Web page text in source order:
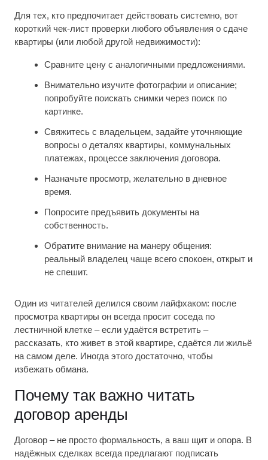
Для тех, кто предпочитает действовать системно, вот
короткий чек-лист проверки любого объявления о сдаче
квартиры (или любой другой недвижимости):
Сравните цену с аналогичными предложениями.
Внимательно изучите фотографии и описание;
попробуйте поискать снимки через поиск по
картинке.
Свяжитесь с владельцем, задайте уточняющие
вопросы о деталях квартиры, коммунальных
платежах, процессе заключения договора.
Назначьте просмотр, желательно в дневное
время.
Попросите предъявить документы на
собственность.
Обратите внимание на манеру общения:
реальный владелец чаще всего спокоен, открыт и
не спешит.
Один из читателей делился своим лайфхаком: после
просмотра квартиры он всегда просит соседа по
лестничной клетке – если удаётся встретить –
рассказать, кто живет в этой квартире, сдаётся ли жильё
на самом деле. Иногда этого достаточно, чтобы
избежать обмана.
Почему так важно читать
договор аренды
Договор – не просто формальность, а ваш щит и опора. В
надёжных сделках всегда предлагают подписать